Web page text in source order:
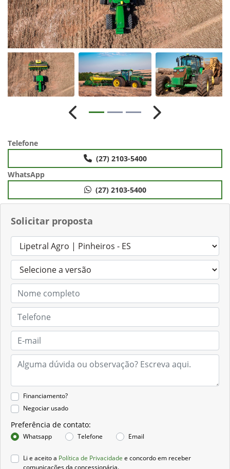
Solicitar proposta
Financiamento?
Negociar usado
Preferência de contato:
Whatsapp Telefone Email
Li e aceito a Política de Privacidade e concordo em receber
comunicações da concessionária.
Anterior Próximo
Telefone
(27) 2103-5400
WhatsApp
(27) 2103-5400